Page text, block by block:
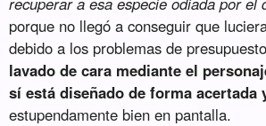
porque no llegó a conseguir que
debido a los problemas de
lavado de cara mediante el
sí está diseñado de forma acertada
estupendamente bien en pantalla.